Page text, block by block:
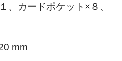
、カードポケット×８、
mm